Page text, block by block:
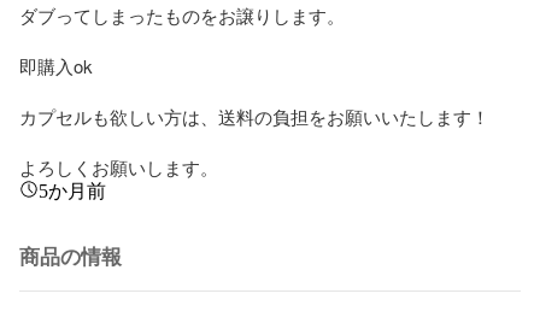
ダブってしまったものをお譲りします。
即購入ok
カプセルも欲しい方は、送料の負担をお願いいたします！
よろしくお願いします。
5か月前
商品の情報